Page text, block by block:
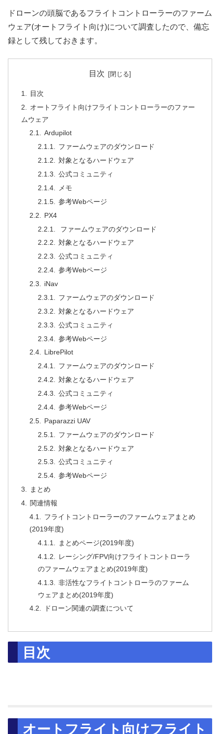
ドローンの頭脳であるフライトコントローラーのファーム
ウェア(オートフライト向け)について調査したので、備忘
録として残しておきます。
目次
目次
オートフライト向けフライトコントローラーのファー
ムウェア
Ardupilot
ファームウェアのダウンロード
対象となるハードウェア
公式コミュニティ
メモ
参考Webページ
PX4
ファームウェアのダウンロード
対象となるハードウェア
公式コミュニティ
参考Webページ
iNav
ファームウェアのダウンロード
対象となるハードウェア
公式コミュニティ
参考Webページ
LibrePilot
ファームウェアのダウンロード
対象となるハードウェア
公式コミュニティ
参考Webページ
Paparazzi UAV
ファームウェアのダウンロード
対象となるハードウェア
公式コミュニティ
参考Webページ
まとめ
関連情報
フライトコントローラーのファームウェアまとめ
(2019年度)
まとめページ(2019年度)
レーシング/FPV向けフライトコントローラ
のファームウェアまとめ(2019年度)
非活性なフライトコントローラのファーム
ウェアまとめ(2019年度)
ドローン関連の調査について
目次
オートフライト向けフライト